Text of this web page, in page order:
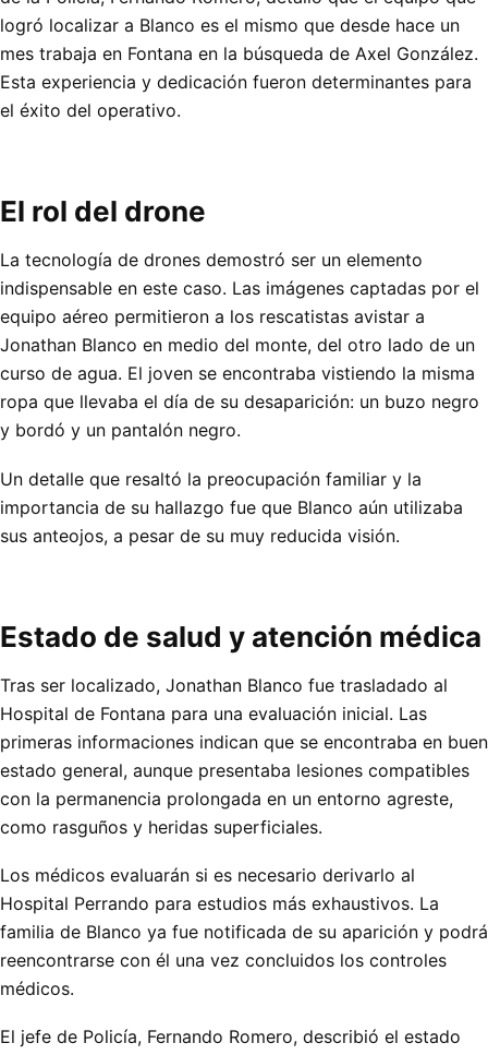
logró localizar a Blanco es el mismo que desde hace un
mes trabaja en Fontana en la búsqueda de Axel González.
Esta experiencia y dedicación fueron determinantes para
el éxito del operativo.
El rol del drone
La tecnología de drones demostró ser un elemento
indispensable en este caso. Las imágenes captadas por el
equipo aéreo permitieron a los rescatistas avistar a
Jonathan Blanco en medio del monte, del otro lado de un
curso de agua. El joven se encontraba vistiendo la misma
ropa que llevaba el día de su desaparición: un buzo negro
y bordó y un pantalón negro.
Un detalle que resaltó la preocupación familiar y la
importancia de su hallazgo fue que Blanco aún utilizaba
sus anteojos, a pesar de su muy reducida visión.
Estado de salud y atención médica
Tras ser localizado, Jonathan Blanco fue trasladado al
Hospital de Fontana para una evaluación inicial. Las
primeras informaciones indican que se encontraba en buen
estado general, aunque presentaba lesiones compatibles
con la permanencia prolongada en un entorno agreste,
como rasguños y heridas superficiales.
Los médicos evaluarán si es necesario derivarlo al
Hospital Perrando para estudios más exhaustivos. La
familia de Blanco ya fue notificada de su aparición y podrá
reencontrarse con él una vez concluidos los controles
médicos.
El jefe de Policía, Fernando Romero, describió el estado